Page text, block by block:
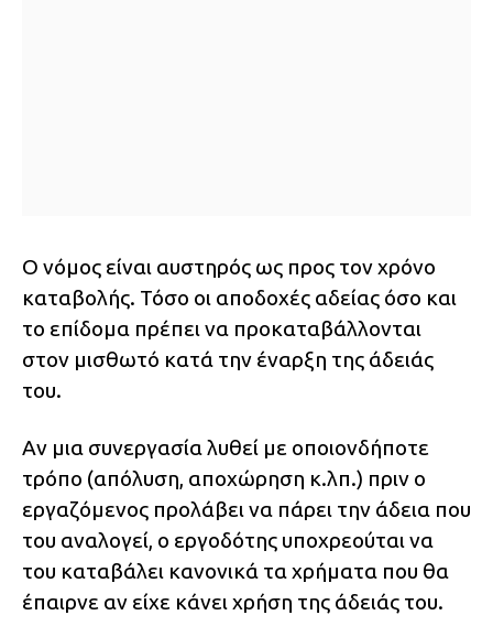
Ο νόμος είναι αυστηρός ως προς τον χρόνο
καταβολής. Τόσο οι αποδοχές αδείας όσο και
το επίδομα πρέπει να προκαταβάλλονται
στον μισθωτό κατά την έναρξη της άδειάς
του.
Αν μια συνεργασία λυθεί με οποιονδήποτε
τρόπο (απόλυση, αποχώρηση κ.λπ.) πριν ο
εργαζόμενος προλάβει να πάρει την άδεια που
του αναλογεί, ο εργοδότης υποχρεούται να
του καταβάλει κανονικά τα χρήματα που θα
έπαιρνε αν είχε κάνει χρήση της άδειάς του.